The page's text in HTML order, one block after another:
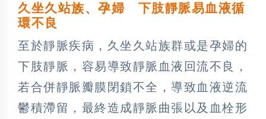
久坐久站族、孕婦 下肢靜脈易血液循
環不良
至於靜脈疾病，久坐久站族群或是孕婦的
下肢靜脈，容易導致靜脈血液回流不良，
若合併靜脈瓣膜閉鎖不全，導致血液逆流
鬱積滯留，最終造成靜脈曲張以及血栓形